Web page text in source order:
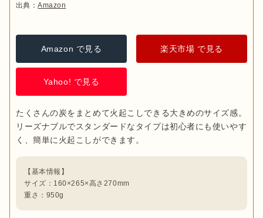
出典：Amazon
Amazon で見る 楽天市場 で見る
Yahoo! で見る
たくさんの炭をまとめて火起こしできる大きめのサイズ感。
リーズナブルでスタンダードなタイプは初心者にも使いやす
【基本情報】
サイズ：160×265×高さ270mm
重さ：950g